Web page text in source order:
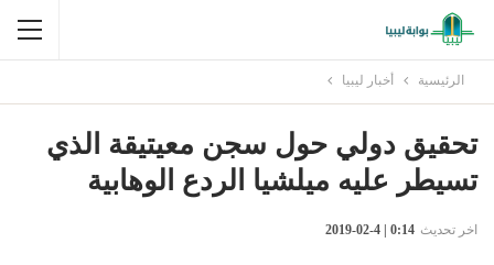
الرئيسية أخبار ليبيا
تحقيق دولي حول سجن معيتيقة الذي
تسيطر عليه ميلشيا الردع الوهابية
اخر تحديث 0:14 | 4-02-2019